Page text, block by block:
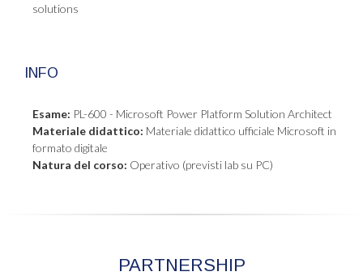
solutions
INFO
Esame: PL-600 - Microsoft Power Platform Solution Architect
Materiale didattico: Materiale didattico ufficiale Microsoft in
formato digitale
Natura del corso: Operativo (previsti lab su PC)
PARTNERSHIP